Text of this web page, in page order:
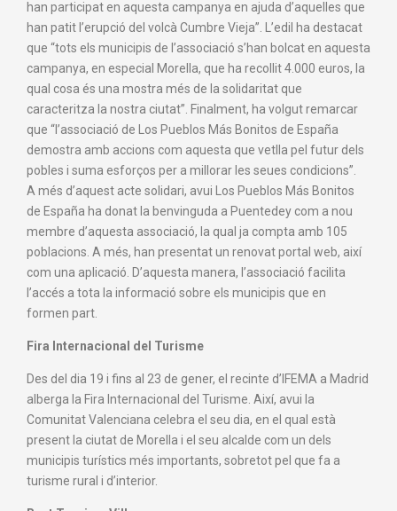
han participat en aquesta campanya en ajuda d’aquelles que
han patit l’erupció del volcà Cumbre Vieja”. L’edil ha destacat
que “tots els municipis de l’associació s’han bolcat en aquesta
campanya, en especial Morella, que ha recollit 4.000 euros, la
qual cosa és una mostra més de la solidaritat que
caracteritza la nostra ciutat”. Finalment, ha volgut remarcar
que “l’associació de Los Pueblos Más Bonitos de España
demostra amb accions com aquesta que vetlla pel futur dels
pobles i suma esforços per a millorar les seues condicions”.
A més d’aquest acte solidari, avui Los Pueblos Más Bonitos
de España ha donat la benvinguda a Puentedey com a nou
membre d’aquesta associació, la qual ja compta amb 105
poblacions. A més, han presentat un renovat portal web, així
com una aplicació. D’aquesta manera, l’associació facilita
l’accés a tota la informació sobre els municipis que en
formen part.
Fira Internacional del Turisme
Des del dia 19 i fins al 23 de gener, el recinte d’IFEMA a Madrid
alberga la Fira Internacional del Turisme. Així, avui la
Comunitat Valenciana celebra el seu dia, en el qual està
present la ciutat de Morella i el seu alcalde com un dels
municipis turístics més importants, sobretot pel que fa a
turisme rural i d’interior.